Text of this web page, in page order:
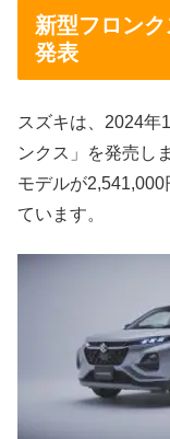
新型フロン
発表
スズキは、2024年
ンクス」を発売し
モデルが
ています。